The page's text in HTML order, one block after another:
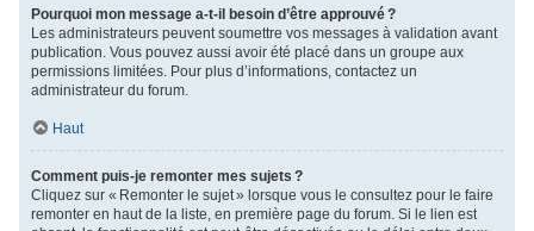
Pourquoi mon message a-t-il besoin d’être approuvé ?
Les administrateurs peuvent soumettre vos messages à validation avant
publication. Vous pouvez aussi avoir été placé dans un groupe aux
permissions limitées. Pour plus d’informations, contactez un
administrateur du forum.
Haut
Comment puis-je remonter mes sujets ?
Cliquez sur « Remonter le sujet » lorsque vous le consultez pour le faire
remonter en haut de la liste, en première page du forum. Si le lien est